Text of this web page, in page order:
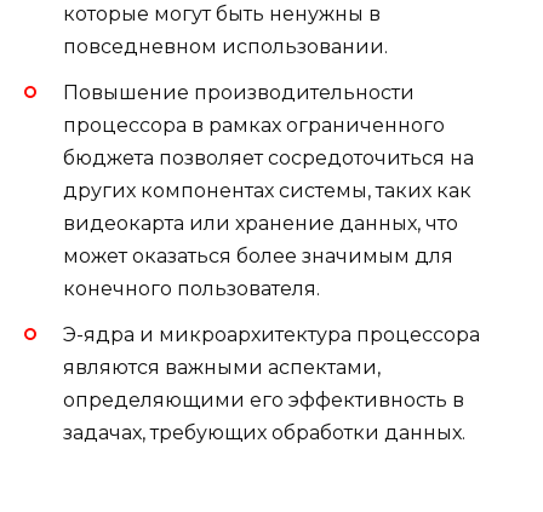
которые могут быть ненужны в
повседневном использовании.
Повышение производительности
процессора в рамках ограниченного
бюджета позволяет сосредоточиться на
других компонентах системы, таких как
видеокарта или хранение данных, что
может оказаться более значимым для
конечного пользователя.
Э-ядра и микроархитектура процессора
являются важными аспектами,
определяющими его эффективность в
задачах, требующих обработки данных.